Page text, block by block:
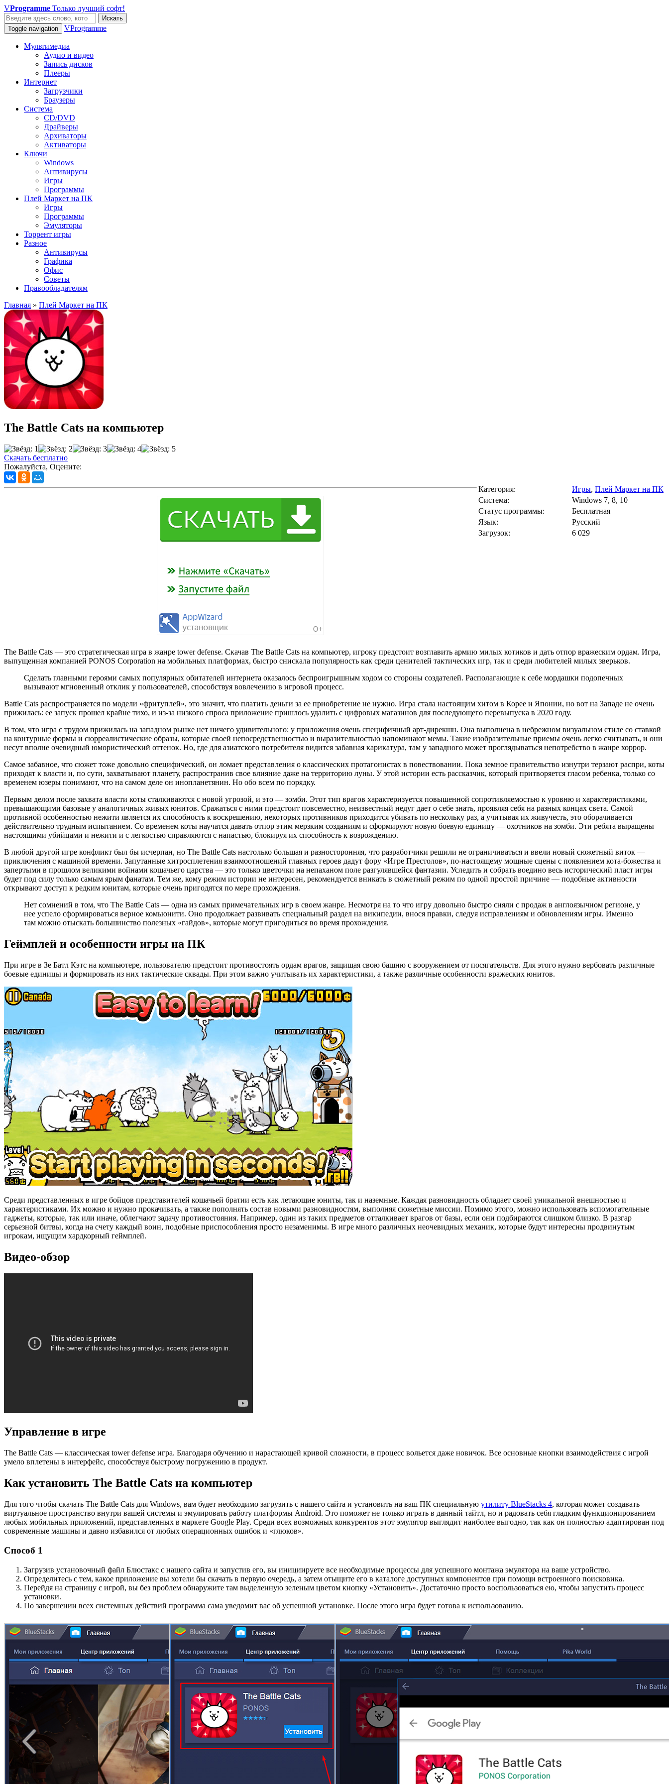
VProgramme Только лучший софт!
Искать
Toggle navigation
VProgramme
Мультимедиа
Аудио и видео
Запись дисков
Плееры
Интернет
Загрузчики
Браузеры
Система
CD/DVD
Драйверы
Архиваторы
Активаторы
Ключи
Windows
Антивирусы
Игры
Программы
Плей Маркет на ПК
Игры
Программы
Эмуляторы
Торрент игры
Разное
Антивирусы
Графика
Офис
Советы
Правообладателям
Главная » Плей Маркет на ПК
The Battle Cats на компьютер
Скачать бесплатно
Пожалуйста, Оцените:
Категория: Игры, Плей Маркет на ПК
Cистема:
Windows 7, 8, 10
Статус программы:
Бесплатная
Язык:
Русский
Загрузок:
6 029
The Battle Cats — это стратегическая игра в жанре tower defense. Скачав The Battle Cats на компьютер, игроку предстоит возглавить армию милых котиков и дать отпор вражеским ордам. Игра,
выпущенная компанией PONOS Corporation на мобильных платформах, быстро снискала популярность как среди ценителей тактических игр, так и среди любителей милых зверьков.
Сделать главными героями самых популярных обитателей интернета оказалось беспроигрышным ходом со стороны создателей. Располагающие к себе мордашки подопечных
вызывают мгновенный отклик у пользователей, способствуя вовлечению в игровой процесс.
Battle Cats распространяется по модели «фритуплей», это значит, что платить деньги за ее приобретение не нужно. Игра стала настоящим хитом в Корее и Японии, но вот на Западе не очень
прижилась: ее запуск прошел крайне тихо, и из-за низкого спроса приложение пришлось удалить с цифровых магазинов для последующего перевыпуска в 2020 году.
В том, что игра с трудом прижилась на западном рынке нет ничего удивительного: у приложения очень специфичный арт-дирекшн. Она выполнена в небрежном визуальном стиле со ставкой
на контурные формы и сюрреалистические образы, которые своей непосредственностью и выразительностью напоминают мемы. Такие изобразительные приемы очень легко считывать, и они
несут вполне очевидный юмористический оттенок. Но, где для азиатского потребителя видится забавная карикатура, там у западного может проглядываться непотребство в жанре хоррор.
Самое забавное, что сюжет тоже довольно специфический, он ломает представления о классических протагонистах в повествовании. Пока земное правительство изнутри терзают распри, коты
приходят к власти и, по сути, захватывают планету, распространив свое влияние даже на территорию луны. У этой истории есть рассказчик, который притворяется гласом ребенка, только со
временем юзеры понимают, что на самом деле он инопланетянин. Но обо всем по порядку.
Первым делом после захвата власти коты сталкиваются с новой угрозой, и это — зомби. Этот тип врагов характеризуется повышенной сопротивляемостью к уровню и характеристиками,
превышающими базовые у аналогичных живых юнитов. Сражаться с ними предстоит повсеместно, неизвестный недуг дает о себе знать, проявляя себя на разных концах света. Самой
противной особенностью нежити является их способность к воскрешению, некоторых противников приходится убивать по нескольку раз, а учитывая их живучесть, это оборачивается
действительно трудным испытанием. Со временем коты научатся давать отпор этим мерзким созданиям и сформируют новую боевую единицу — охотников на зомби. Эти ребята выращены
настоящими убийцами и нежити и с легкостью справляются с напастью, блокируя их способность к возрождению.
В любой другой игре конфликт был бы исчерпан, но The Battle Cats настолько большая и разносторонняя, что разработчики решили не ограничиваться и ввели новый сюжетный виток —
приключения с машиной времени. Запутанные хитросплетения взаимоотношений главных героев дадут фору «Игре Престолов», по-настоящему мощные сцены с появлением кота-божества и
запертыми в прошлом великими войнами кошачьего царства — это только цветочки на непаханом поле разгулявшейся фантазии. Уследить и собрать воедино весь исторический пласт игры
будет под силу только самым ярым фанатам. Тем же, кому режим истории не интересен, рекомендуется вникать в сюжетный режим по одной простой причине — подобные активности
открывают доступ к редким юнитам, которые очень пригодятся по мере прохождения.
Нет сомнений в том, что The Battle Cats — одна из самых примечательных игр в своем жанре. Несмотря на то что игру довольно быстро сняли с продаж в англоязычном регионе, у
нее успело сформироваться верное комьюнити. Оно продолжает развивать специальный раздел на википедии, внося правки, следуя исправлениям и обновлениям игры. Именно
там можно отыскать большинство полезных «гайдов», которые могут пригодиться во время прохождения.
Геймплей и особенности игры на ПК
При игре в Зе Батл Кэтс на компьютере, пользователю предстоит противостоять ордам врагов, защищая свою башню с вооружением от посягательств. Для этого нужно вербовать различные
боевые единицы и формировать из них тактические сквады. При этом важно учитывать их характеристики, а также различные особенности вражеских юнитов.
Среди представленных в игре бойцов представителей кошачьей братии есть как летающие юниты, так и наземные. Каждая разновидность обладает своей уникальной внешностью и
характеристиками. Их можно и нужно прокачивать, а также пополнять состав новыми разновидностям, выполняя сюжетные миссии. Помимо этого, можно использовать вспомогательные
гаджеты, которые, так или иначе, облегчают задачу противостояния. Например, один из таких предметов отталкивает врагов от базы, если они подбираются слишком близко. В разгар
серьезной битвы, когда на счету каждый воин, подобные приспособления просто незаменимы. В игре много различных неочевидных механик, которые будут интересны продвинутым
игрокам, ищущим хардкорный геймплей.
Видео-обзор
Управление в игре
The Battle Cats — классическая tower defense игра. Благодаря обучению и нарастающей кривой сложности, в процесс вольется даже новичок. Все основные кнопки взаимодействия с игрой
умело вплетены в интерфейс, способствуя быстрому погружению в продукт.
Как установить The Battle Cats на компьютер
Для того чтобы скачать The Battle Cats для Windows, вам будет необходимо загрузить с нашего сайта и установить на ваш ПК специальную утилиту BlueStacks 4, которая может создавать
виртуальное пространство внутри вашей системы и эмулировать работу платформы Android. Это поможет не только играть в данный тайтл, но и радовать себя гладким функционированием
любых мобильных приложений, представленных в маркете Google Play. Среди всех возможных конкурентов этот эмулятор выглядит наиболее выгодно, так как он полностью адаптирован под
современные машины и давно избавился от любых операционных ошибок и «глюков».
Способ 1
Загрузив установочный файл Блюстакс с нашего сайта и запустив его, вы инициируете все необходимые процессы для успешного монтажа эмулятора на ваше устройство.
Определитесь с тем, какое приложение вы хотели бы скачать в первую очередь, а затем отыщите его в каталоге доступных компонентов при помощи встроенного поисковика.
Перейдя на страницу с игрой, вы без проблем обнаружите там выделенную зеленым цветом кнопку «Установить». Достаточно просто воспользоваться ею, чтобы запустить процесс
установки.
По завершении всех системных действий программа сама уведомит вас об успешной установке. После этого игра будет готова к использованию.